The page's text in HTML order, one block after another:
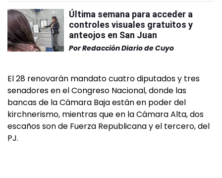
Última semana para acceder a
controles visuales gratuitos y
anteojos en San Juan
PorRedacción Diario de Cuyo
El 28 renovarán mandato cuatro diputados y tres
senadores en el Congreso Nacional, donde las
bancas de la Cámara Baja están en poder del
kirchnerismo, mientras que en la Cámara Alta, dos
escaños son de Fuerza Republicana y el tercero, del
PJ.